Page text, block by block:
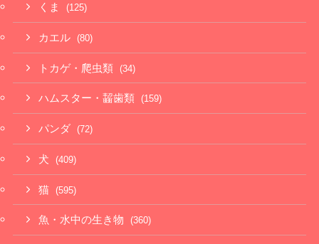
くま (125)
カエル (80)
トカゲ・爬虫類 (34)
ハムスター・齧歯類 (159)
パンダ (72)
犬 (409)
猫 (595)
魚・水中の生き物 (360)